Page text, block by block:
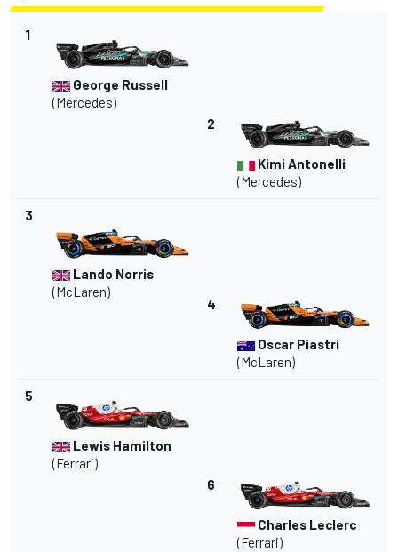
1
George Russell
(Mercedes)
2
Kimi Antonelli
(Mercedes)
3
Lando Norris
(McLaren)
4
Oscar Piastri
(McLaren)
5
Lewis Hamilton
(Ferrari)
6
Charles Leclerc
(Ferrari)